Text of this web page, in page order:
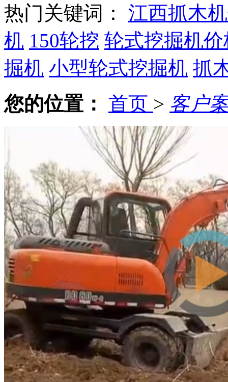
热门关键词： 江西抓木
机 150轮挖 轮式挖掘机
掘机 小型轮式挖掘机 抓
您的位置： 首页 > 客户